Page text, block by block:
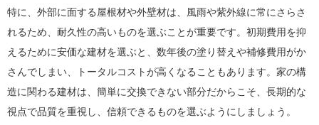
特に、外部に面する屋根材や外壁材は、風雨や紫外線に常にさらさ
れるため、耐久性の高いものを選ぶことが重要です。初期費用を抑
えるために安価な建材を選ぶと、数年後の塗り替えや補修費用がか
さんでしまい、トータルコストが高くなることもあります。家の構
造に関わる建材は、簡単に交換できない部分だからこそ、長期的な
視点で品質を重視し、信頼できるものを選ぶようにしましょう。